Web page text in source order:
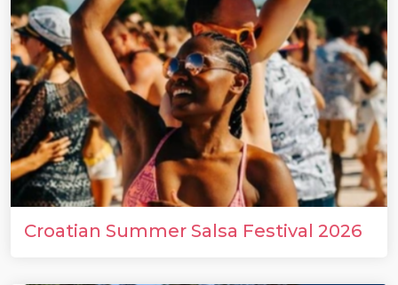
Croatian Summer Salsa Festival 2026